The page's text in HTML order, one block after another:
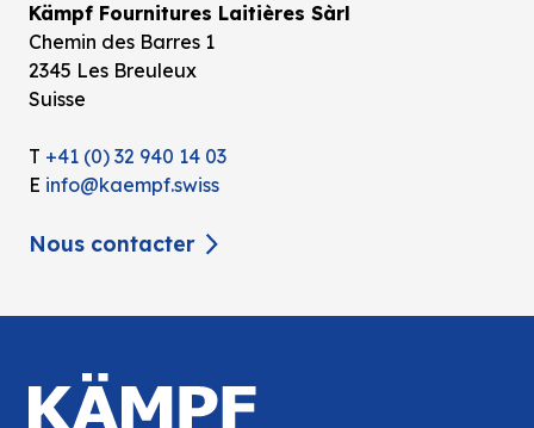
Kämpf Fournitures Laitières Sàrl
Chemin des Barres 1
2345 Les Breuleux
Suisse
T +41 (0) 32 940 14 03
E info@kaempf.swiss
Nous contacter